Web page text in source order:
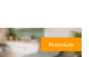
Premium